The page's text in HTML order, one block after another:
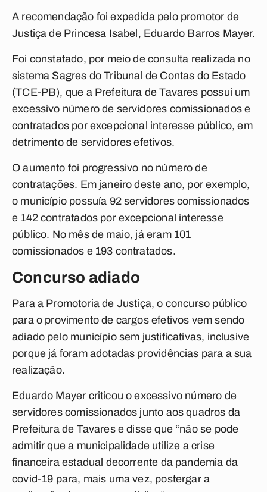
A recomendação foi expedida pelo promotor de
Justiça de Princesa Isabel, Eduardo Barros Mayer.
Foi constatado, por meio de consulta realizada no
sistema Sagres do Tribunal de Contas do Estado
(TCE-PB), que a Prefeitura de Tavares possui um
excessivo número de servidores comissionados e
contratados por excepcional interesse público, em
detrimento de servidores efetivos.
O aumento foi progressivo no número de
contratações. Em janeiro deste ano, por exemplo,
o município possuía 92 servidores comissionados
e 142 contratados por excepcional interesse
público. No mês de maio, já eram 101
comissionados e 193 contratados.
Concurso adiado
Para a Promotoria de Justiça, o concurso público
para o provimento de cargos efetivos vem sendo
adiado pelo município sem justificativas, inclusive
porque já foram adotadas providências para a sua
realização.
Eduardo Mayer criticou o excessivo número de
servidores comissionados junto aos quadros da
Prefeitura de Tavares e disse que “não se pode
admitir que a municipalidade utilize a crise
financeira estadual decorrente da pandemia da
covid-19 para, mais uma vez, postergar a